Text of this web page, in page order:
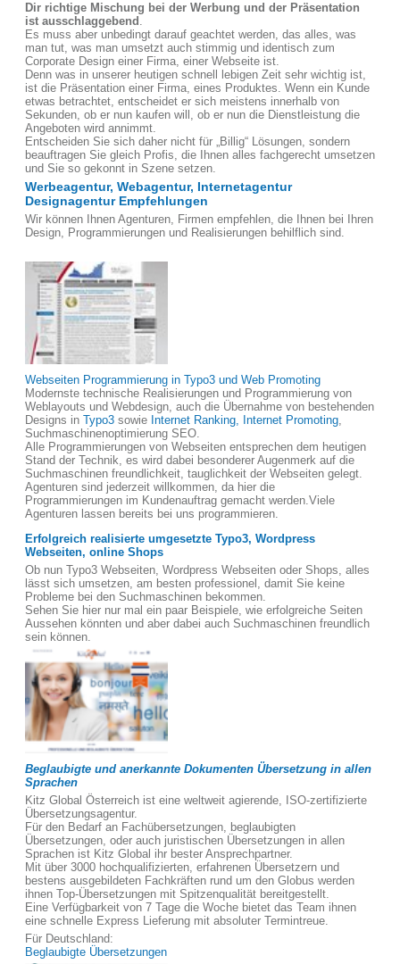
Dir richtige Mischung bei der Werbung und der Präsentation
ist ausschlaggebend .
Es muss aber unbedingt darauf geachtet werden, das alles, was
man tut, was man umsetzt auch stimmig und identisch zum
Corporate Design einer Firma, einer Webseite ist.
Denn was in unserer heutigen schnell lebigen Zeit sehr wichtig ist,
ist die Präsentation einer Firma, eines Produktes. Wenn ein Kunde
etwas betrachtet, entscheidet er sich meistens innerhalb von
Sekunden, ob er nun kaufen will, ob er nun die Dienstleistung die
Angeboten wird annimmt.
Entscheiden Sie sich daher nicht für „Billig“ Lösungen, sondern
beauftragen Sie gleich Profis, die Ihnen alles fachgerecht umsetzen
und Sie so gekonnt in Szene setzen.
Werbeagentur, Webagentur, Internetagentur
Designagentur Empfehlungen
Wir können Ihnen Agenturen, Firmen empfehlen, die Ihnen bei Ihren
Design, Programmierungen und Realisierungen behilflich sind.
Webseiten Programmierung in Typo3 und Web Promoting
Modernste technische Realisierungen und Programmierung von
Weblayouts und Webdesign, auch die Übernahme von bestehenden
Designs in Typo3 sowie Internet Ranking, Internet Promoting,
Suchmaschinenoptimierung SEO.
Alle Programmierungen von Webseiten entsprechen dem heutigen
Stand der Technik, es wird dabei besonderer Augenmerk auf die
Suchmaschinen freundlichkeit, tauglichkeit der Webseiten gelegt.
Agenturen sind jederzeit willkommen, da hier die
Programmierungen im Kundenauftrag gemacht werden.Viele
Agenturen lassen bereits bei uns programmieren.
Erfolgreich realisierte umgesetzte Typo3, Wordpress
Webseiten, online Shops
Ob nun Typo3 Webseiten, Wordpress Webseiten oder Shops, alles
lässt sich umsetzen, am besten professionel, damit Sie keine
Probleme bei den Suchmaschinen bekommen.
Sehen Sie hier nur mal ein paar Beispiele, wie erfolgreiche Seiten
Aussehen könnten und aber dabei auch Suchmaschinen freundlich
sein können.
Beglaubigte und anerkannte Dokumenten Übersetzung in allen
Sprachen
Kitz Global Österreich ist eine weltweit agierende, ISO-zertifizierte
Übersetzungsagentur.
Für den Bedarf an Fachübersetzungen, beglaubigten
Übersetzungen, oder auch juristischen Übersetzungen in allen
Sprachen ist Kitz Global ihr bester Ansprechpartner.
Mit über 3000 hochqualifizierten, erfahrenen Übersetzern und
bestens ausgebildeten Fachkräften rund um den Globus werden
ihnen Top-Übersetzungen mit Spitzenqualität bereitgestellt.
Eine Verfügbarkeit von 7 Tage die Woche bietet das Team ihnen
eine schnelle Express Lieferung mit absoluter Termintreue.
Für Deutschland:
Beglaubigte Übersetzungen